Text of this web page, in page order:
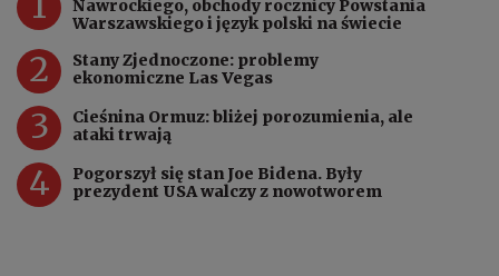
Nawrockiego, obchody rocznicy Powstania
Warszawskiego i język polski na świecie
2
Stany Zjednoczone: problemy
ekonomiczne Las Vegas
3
Cieśnina Ormuz: bliżej porozumienia, ale
ataki trwają
4
Pogorszył się stan Joe Bidena. Były
prezydent USA walczy z nowotworem